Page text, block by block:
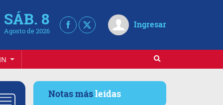
SÁB. 8
Agosto de 2026
Ingresar
Notas másleídas